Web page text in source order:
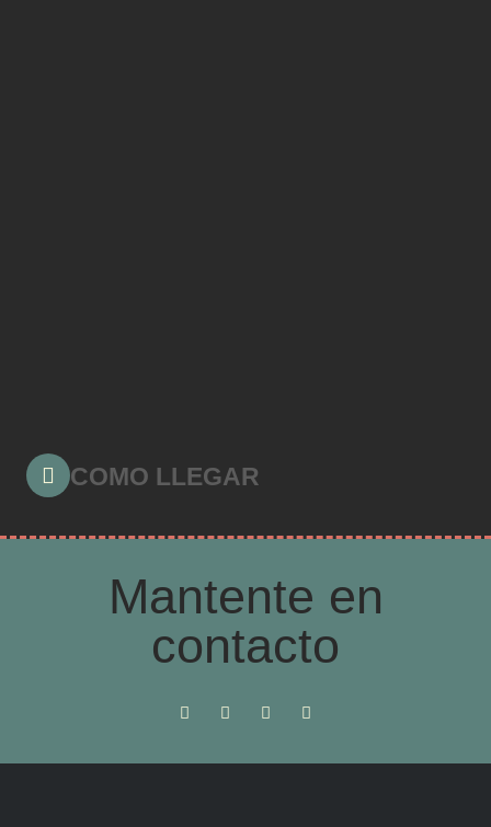
COMO LLEGAR
Mantente en
contacto